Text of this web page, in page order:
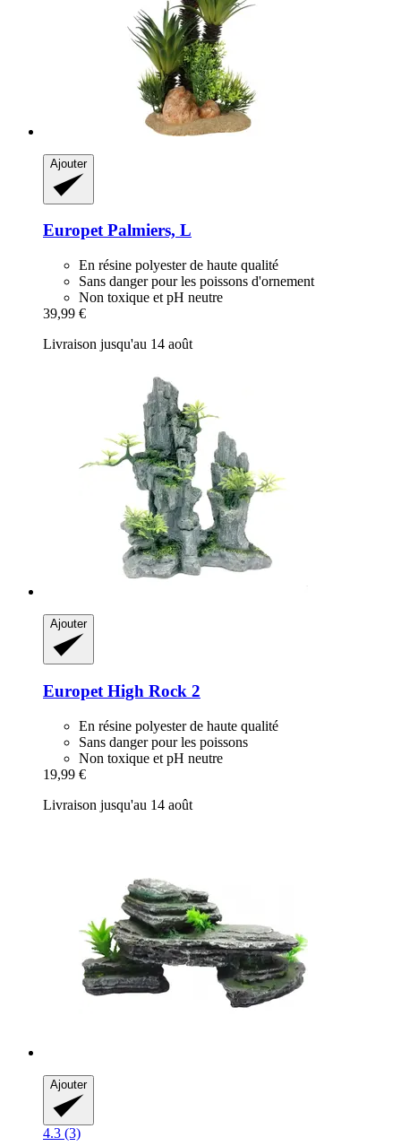
Ajouter
EuropetPalmiers, L
En résine polyester de haute qualité
Sans danger pour les poissons d'ornement
Non toxique et pH neutre
39,99 €
Livraison jusqu'au 14 août
Ajouter
Europet High Rock 2
En résine polyester de haute qualité
Sans danger pour les poissons
Non toxique et pH neutre
19,99 €
Livraison jusqu'au 14 août
Ajouter
4.3 (3)